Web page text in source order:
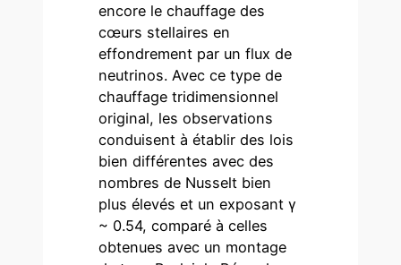
encore le chauffage des
cœurs stellaires en
effondrement par un flux de
neutrinos. Avec ce type de
chauffage tridimensionnel
original, les observations
conduisent à établir des lois
bien différentes avec des
nombres de Nusselt bien
plus élevés et un exposant γ
~ 0.54, comparé à celles
obtenues avec un montage